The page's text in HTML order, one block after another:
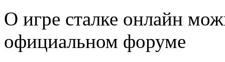
О игре сталке онлайн
официальном форуме